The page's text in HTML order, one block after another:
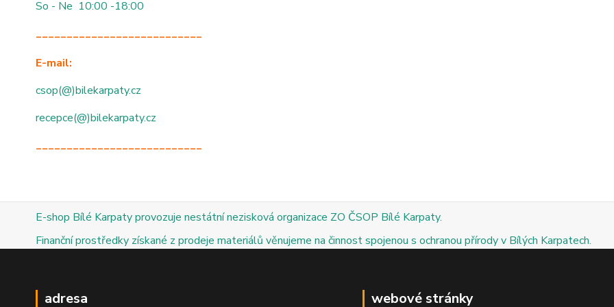
So - Ne 10:00 -18:00
___________________________
E-mail:
csop(@)bilekarpaty.cz
recepce(@)bilekarpaty.cz
___________________________
E-shop Bílé Karpaty provozuje nestátní nezisková organizace ZO ČSOP Bílé Karpaty.
Finanční prostředky získané z prodeje materiálů věnujeme na činnost spojenou s ochranou přírody v Bílých Karpatech.
adresa webové stránky